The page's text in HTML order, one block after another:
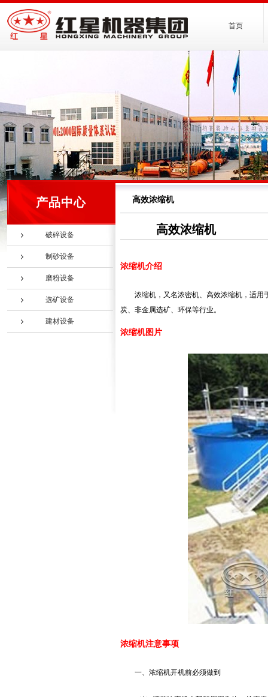
首页
产品中心
破碎设备
制砂设备
磨粉设备
选矿设备
建材设备
高效浓缩机
高效浓缩机
浓缩机介绍
浓缩机，又名浓密机、高效浓缩机，适用
炭、非金属选矿、环保等行业。
浓缩机图片
浓缩机注意事项
一、浓缩机开机前必须做到